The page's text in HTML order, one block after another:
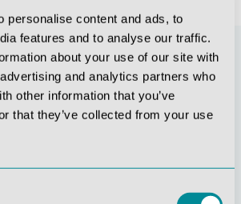
personalise content and ads, to
features and to analyse our traffic.
about your use of our site with
and analytics partners who
other information that you’ve
that they’ve collected from your use